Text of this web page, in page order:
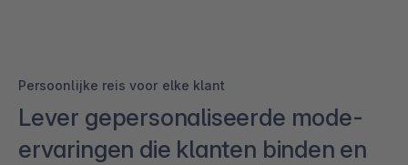
Persoonlijke reis voor elke klant
Lever gepersonaliseerde mode-
ervaringen die klanten binden en